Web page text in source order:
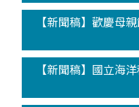
【新聞稿】歡慶母
【新聞稿】國立海